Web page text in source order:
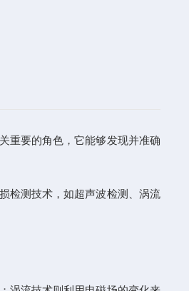
重要的角色，它能够发现并准确
检测技术，如超声波检测、涡流